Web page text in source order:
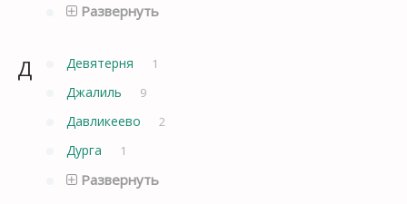
Развернуть
Д Девятерня 1
Джалиль 9
Давликеево 2
Дурга 1
Развернуть